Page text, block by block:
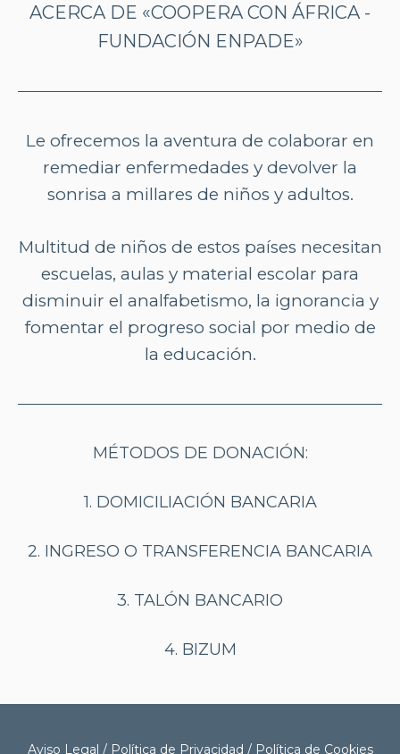
ACERCA DE «COOPERA CON ÁFRICA -
FUNDACIÓN ENPADE»
Le ofrecemos la aventura de colaborar en
remediar enfermedades y devolver la
sonrisa a millares de niños y adultos.
Multitud de niños de estos países necesitan
escuelas, aulas y material escolar para
disminuir el analfabetismo, la ignorancia y
fomentar el progreso social por medio de
la educación.
MÉTODOS DE DONACIÓN:
1. DOMICILIACIÓN BANCARIA
2. INGRESO O TRANSFERENCIA BANCARIA
3. TALÓN BANCARIO
4. BIZUM
Aviso Legal / Política de Privacidad / Política de Cookies